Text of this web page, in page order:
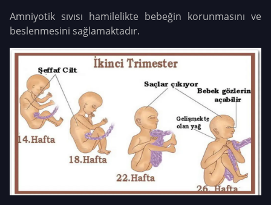
Amniyotik sıvısı hamilelikte bebeğin korunmasını ve
beslenmesini sağlamaktadır.